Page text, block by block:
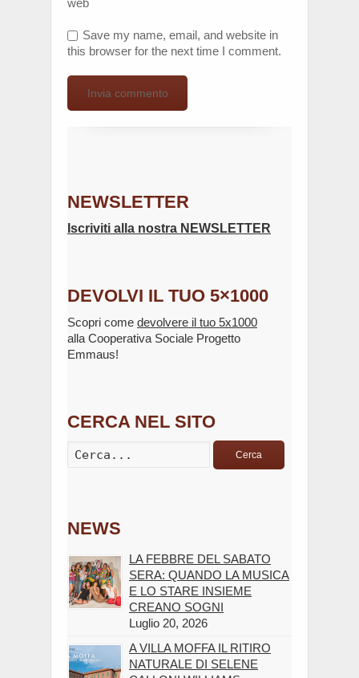
Save my name, email, and website in
this browser for the next time I comment.
NEWSLETTER
Iscriviti alla nostra NEWSLETTER
DEVOLVI IL TUO 5×1000
Scopri come devolvere il tuo 5x1000
alla Cooperativa Sociale Progetto
Emmaus!
CERCA NEL SITO
Cerca
NEWS
LA FEBBRE DEL SABATO
SERA: QUANDO LA MUSICA
E LO STARE INSIEME
CREANO SOGNI
Luglio 20, 2026
A VILLA MOFFA IL RITIRO
NATURALE DI SELENE